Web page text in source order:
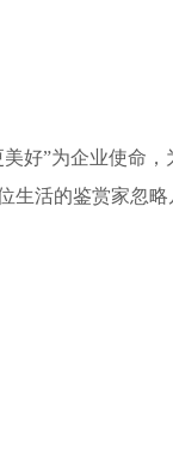
好”为企业使命
生活的鉴赏家忽